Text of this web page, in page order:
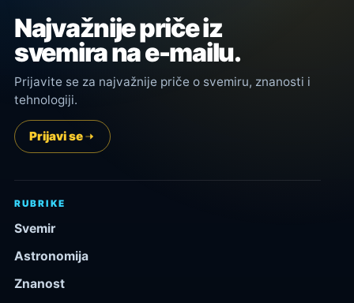
Najvažnije priče iz
svemira na e-mailu.
Prijavite se za najvažnije priče o svemiru, znanosti i
tehnologiji.
Prijavi se
RUBRIKE
Svemir
Astronomija
Znanost